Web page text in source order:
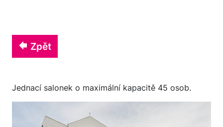
Zpět
Jednací salonek o maximální kapacitě 45 osob.